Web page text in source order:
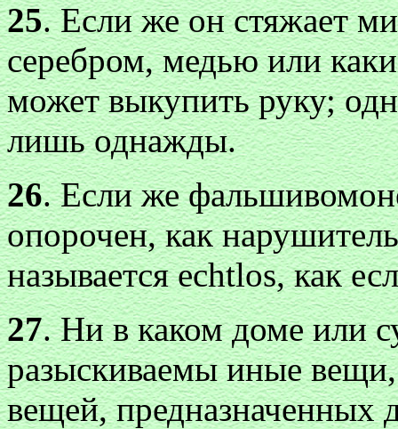
25. Если же он стяжает
серебром, медью или
может выкупить руку;
лишь однажды.
26. Если же
опорочен, как
называется echtlos, как
27. Ни в каком доме или
разыскиваемы иные
вещей, предназначенных